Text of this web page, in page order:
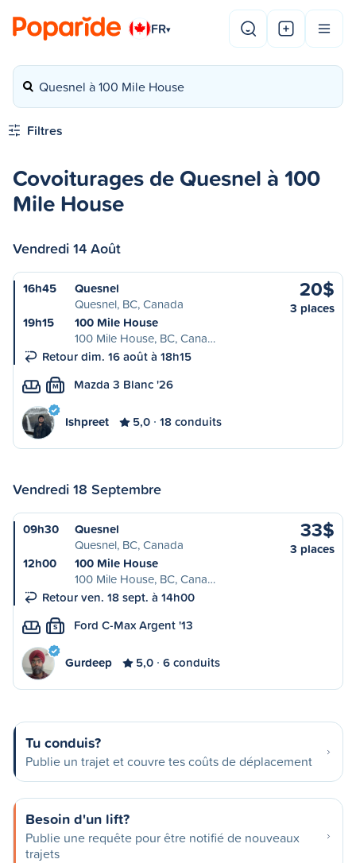
FR▾
Quesnel à 100 Mile House
Filtres
Covoiturages de Quesnel à 100
Mile House
Vendredi 14 Août
16h45
Quesnel
Quesnel, BC, Canada
19h15
100 Mile House
100 Mile House, BC, Cana…
Retour dim. 16 août à 18h15
20$
3 places
M Mazda 3 Blanc '26
Ishpreet 5,0 18 conduits
Vendredi 18 Septembre
09h30
Quesnel
Quesnel, BC, Canada
12h00
100 Mile House
100 Mile House, BC, Cana…
Retour ven. 18 sept. à 14h00
33$
3 places
S Ford C-Max Argent '13
Gurdeep 5,0 6 conduits
Tu conduis?
Publie un trajet et couvre tes coûts de déplacement
Besoin d'un lift?
Publie une requête pour être notifié de nouveaux
trajets